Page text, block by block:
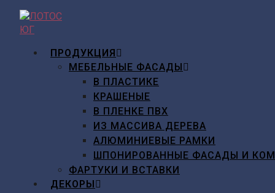
Перейти
содержимому
ПРОДУКЦИЯ
МЕБЕЛЬНЫЕ ФАСАДЫ
В ПЛАСТИКЕ
КРАШЕНЫЕ
В ПЛЕНКЕ ПВХ
ИЗ МАССИВА ДЕРЕВА
АЛЮМИНИЕВЫЕ РАМКИ
ШПОНИРОВАННЫЕ ФАСАДЫ И
ФАРТУКИ И ВСТАВКИ
ДЕКОРЫ